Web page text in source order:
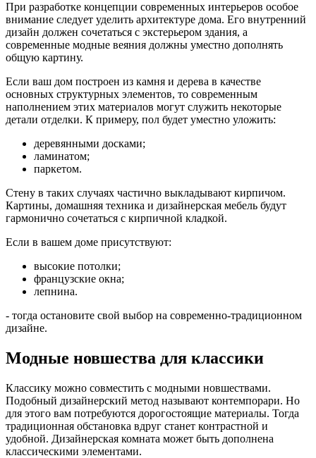
При разработке концепции современных интерьеров особое
внимание следует уделить архитектуре дома. Его внутренний
дизайн должен сочетаться с экстерьером здания, а
современные модные веяния должны уместно дополнять
общую картину.
Если ваш дом построен из камня и дерева в качестве
основных структурных элементов, то современным
наполнением этих материалов могут служить некоторые
детали отделки. К примеру, пол будет уместно уложить:
деревянными досками;
ламинатом;
паркетом.
Стену в таких случаях частично выкладывают кирпичом.
Картины, домашняя техника и дизайнерская мебель будут
гармонично сочетаться с кирпичной кладкой.
Если в вашем доме присутствуют:
высокие потолки;
французские окна;
лепнина.
- тогда остановите свой выбор на современно-традиционном
дизайне.
Модные новшества для классики
Классику можно совместить с модными новшествами.
Подобный дизайнерский метод называют контемпорари. Но
для этого вам потребуются дорогостоящие материалы. Тогда
традиционная обстановка вдруг станет контрастной и
удобной. Дизайнерская комната может быть дополнена
классическими элементами.